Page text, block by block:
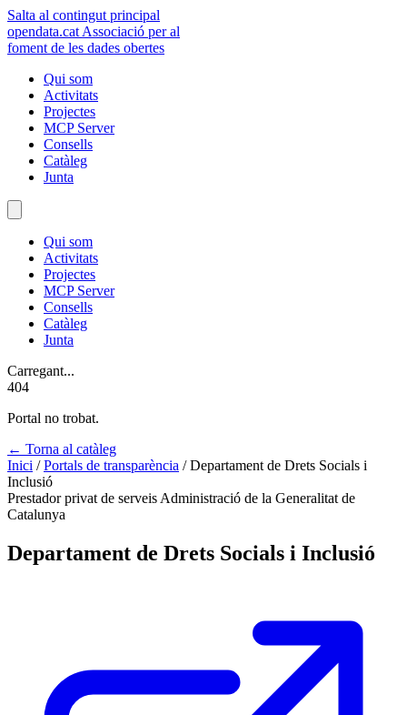
Salta al contingut principal
opendata.cat Associació per al
foment de les dades obertes
Qui som
Activitats
Projectes
MCP Server
Consells
Catàleg
Junta
Qui som
Activitats
Projectes
MCP Server
Consells
Catàleg
Junta
Carregant...
404
Portal no trobat.
← Torna al catàleg
Inici / Portals de transparència / Departament de Drets Socials i
Inclusió
Prestador privat de serveis Administració de la Generalitat de
Catalunya
Departament de Drets Socials i Inclusió